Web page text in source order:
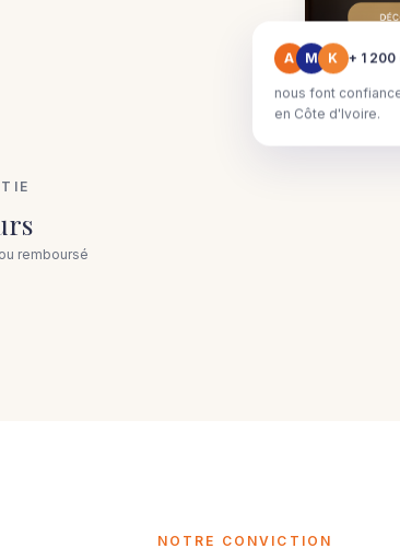
remboursé
A M K + 1 200
nous font
en Côte d'Ivoire.
NOTRE CONVICTION